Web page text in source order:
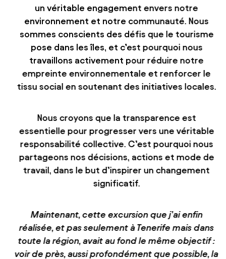
un véritable engagement envers notre
environnement et notre communauté. Nous
sommes conscients des défis que le tourisme
pose dans les îles, et c’est pourquoi nous
travaillons activement pour réduire notre
empreinte environnementale et renforcer le
tissu social en soutenant des initiatives locales.
Nous croyons que la transparence est
essentielle pour progresser vers une véritable
responsabilité collective. C’est pourquoi nous
partageons nos décisions, actions et mode de
travail, dans le but d’inspirer un changement
significatif.
Maintenant, cette excursion que j’ai enfin
réalisée, et pas seulement à Tenerife mais dans
toute la région, avait au fond le même objectif :
voir de près, aussi profondément que possible, la